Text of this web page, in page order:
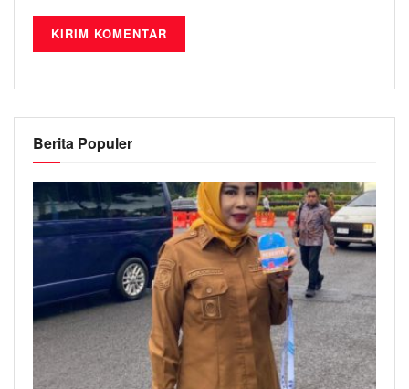
Berita Populer